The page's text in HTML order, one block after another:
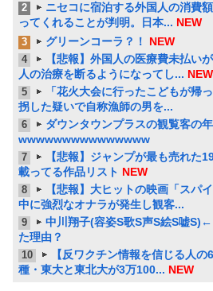
2
ニセコに宿泊する外国人の消費
ってくれることが判明。日本... NEW
3 グリーンコーラ？！ NEW
4
【悲報】外国人の医療費未払い
人の治療を断るようになってし... NEW
5
「花火大会に行ったこどもが帰
拐した疑いで自称漁師の男を...
6
ダウンタウンプラスの観覧客の
wwwwwwwwwwwwwww
7
【悲報】ジャンプが最も売れた
載ってる作品リスト NEW
8
【悲報】大ヒットの映画「スパ
中に強烈なオナラが発生し観客...
9
中川翔子(容姿S歌S声S絵S嘘
た理由？
10
【反ワクチン情報を信じる人
種・東大と東北大が3万100... NEW